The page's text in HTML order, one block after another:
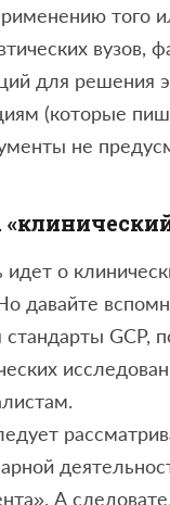
того
вузов,
для решения
(которые
не
о
давайте
стандарты
А